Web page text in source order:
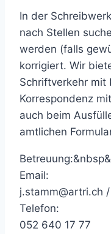
In der
nach Stellen
werden (falls
korrigiert. Wir
Schriftverkehr mit
Korrespondenz
auch beim
amtlichen
Email:
j.stamm@artri.ch
Telefon:
052 640 17 77